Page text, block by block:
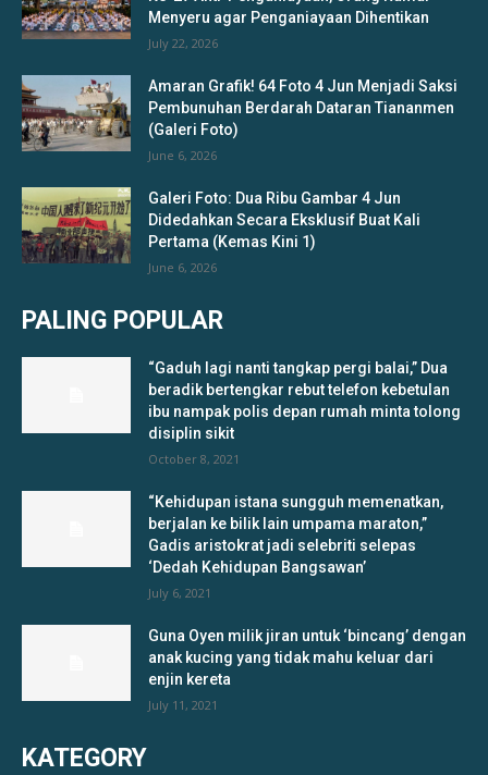
Menyeru agar Penganiayaan Dihentikan
July 22, 2026
Amaran Grafik! 64 Foto 4 Jun Menjadi Saksi
Pembunuhan Berdarah Dataran Tiananmen
(Galeri Foto)
June 6, 2026
Galeri Foto: Dua Ribu Gambar 4 Jun
Didedahkan Secara Eksklusif Buat Kali
Pertama (Kemas Kini 1)
June 6, 2026
PALING POPULAR
“Gaduh lagi nanti tangkap pergi balai,” Dua
beradik bertengkar rebut telefon kebetulan
ibu nampak polis depan rumah minta tolong
disiplin sikit
October 8, 2021
“Kehidupan istana sungguh memenatkan,
berjalan ke bilik lain umpama maraton,”
Gadis aristokrat jadi selebriti selepas
‘Dedah Kehidupan Bangsawan’
July 6, 2021
Guna Oyen milik jiran untuk ‘bincang’ dengan
anak kucing yang tidak mahu keluar dari
enjin kereta
July 11, 2021
KATEGORY